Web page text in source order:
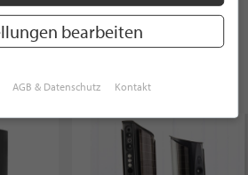
/ MC Vorverstärker
VON PHILIPPS
bearbeiten
AGB & Datenschutz Kontakt